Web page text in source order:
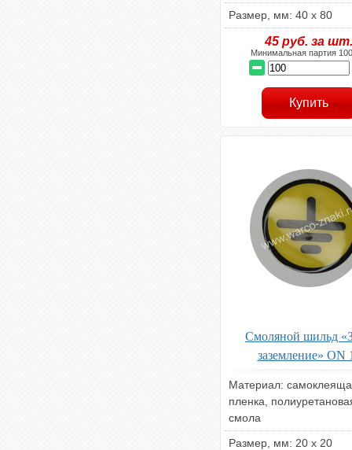
Размер, мм: 40 х 80
45 руб. за шт.
Минимальная партия
Смоляной шильд
заземление» ON
Материал:
пленка,
смола
Размер, мм: 20 х 20